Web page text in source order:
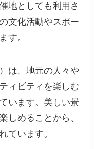
地としても利用さ
文化活動やスポー
す。
は、地元の人々や
ィビティを楽しむ
います。美しい景
しめることから、
ています。